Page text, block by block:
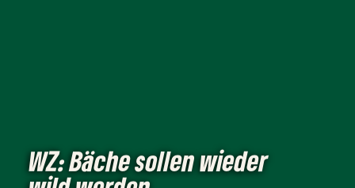
WZ: Bäche sollen wieder